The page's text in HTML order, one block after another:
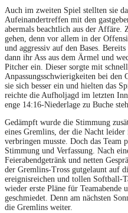
Auch im zweiten Spiel stellten sie
Aufeinandertreffen mit den
abermals beachtlich aus der Affäre.
gehen, denn vor allem in der
und aggressiv auf den Bases.
dann ihr Ass aus dem Ärmel und
Pitcher ein. Dieser sorgte mit
Anpassungsschwierigkeiten bei den
sie sich besser ein und hielten das
reichte die Aufholjagd im letzten
enge 14:16-Niederlage zu Buche
Gedämpft wurde die Stimmung
eines Gremlins, der die Nacht
verbringen musste. Doch das Team
Stimmung und Verfassung. Nach
Feierabendgetränk und netten
der Gremlins-Tross gutgelaunt auf
ereignisreichen und tollen Softball-
wieder erste Pläne für Teamabende
geschmiedet. Denn am nächsten
die Gremlins weiter.